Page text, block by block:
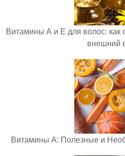
Витамины А и Е для волос: как
внешний
Витамины А: Полезные и